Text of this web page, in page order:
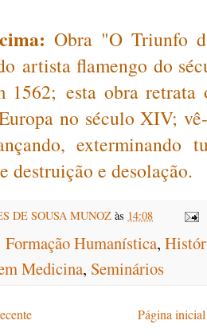
Obra "O Triunfo
artista flamengo do
1562; esta obra retrata
no século XIV;
exterminando
destruição e desolação.
DE SOUSA MUNOZ às 14:08
Formação Humanística,
Medicina, Seminários
Página inicial